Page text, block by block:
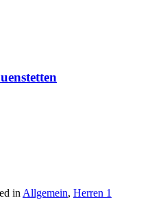
inAllgemein, Herren 1